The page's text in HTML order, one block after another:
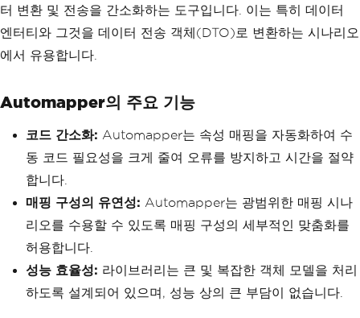
터 변환 및 전송을 간소화하는 도구입니다. 이는 특히 데이터
엔터티와 그것을 데이터 전송 객체(DTO)로 변환하는 시나리오
에서 유용합니다.
Automapper의 주요 기능
코드 간소화: Automapper는 속성 매핑을 자동화하여 수
동 코드 필요성을 크게 줄여 오류를 방지하고 시간을 절약
합니다.
매핑 구성의 유연성: Automapper는 광범위한 매핑 시나
리오를 수용할 수 있도록 매핑 구성의 세부적인 맞춤화를
허용합니다.
성능 효율성: 라이브러리는 큰 및 복잡한 객체 모델을 처리
하도록 설계되어 있으며, 성능 상의 큰 부담이 없습니다.